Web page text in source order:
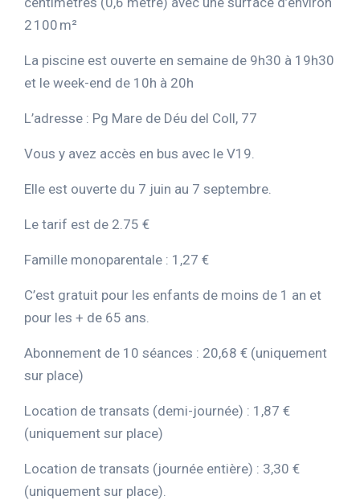
2 100 m²
La piscine est ouverte en semaine de 9h30 à 19h30
et le week-end de 10h à 20h
L’adresse : Pg Mare de Déu del Coll, 77
Vous y avez accès en bus avec le V19.
Elle est ouverte du 7 juin au 7 septembre.
Le tarif est de 2.75 €
Famille monoparentale : 1,27 €
C’est gratuit pour les enfants de moins de 1 an et
pour les + de 65 ans.
Abonnement de 10 séances : 20,68 € (uniquement
sur place)
Location de transats (demi-journée) : 1,87 €
(uniquement sur place)
Location de transats (journée entière) : 3,30 €
(uniquement sur place).